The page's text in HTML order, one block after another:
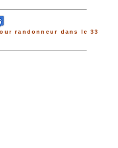
randonneur dans le 33